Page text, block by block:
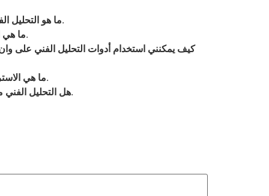
ما هو التحليلالتحليل الفني هو أسلوب يستخدم لتقييم الأصول من خلال تحليل البيانات التاريخية للسوق والتعرف على الأنماط.
ما هيتشمل الأدوات الأساسية المؤشرات الفنية، الرسوم البيانية، وأدوات رسم الأنماط.
كيف يمكنني استخدام أدوات التحليل الفني على
ما هيتشمل الاستراتيجيات التداول على الاتجاه، التداول العكسي، واستراتيجية الاختراق.
هل التحليل الفنيبينما يعتبر التحليل الفني أداة قوية، يجب أن يستخدم إلى جانب تقنيات أخرى لضمان اتخاذ قرارات مستنيرة.